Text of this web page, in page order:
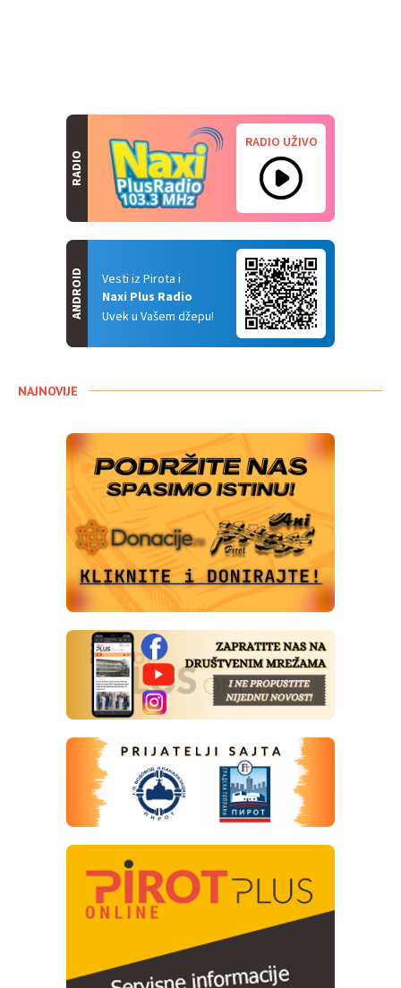
RADIO
RADIO UŽIVO
Vesti iz Pirota i
Naxi Plus Radio
Uvek u Vašem džepu!
ANDROID
NAJNOVIJE